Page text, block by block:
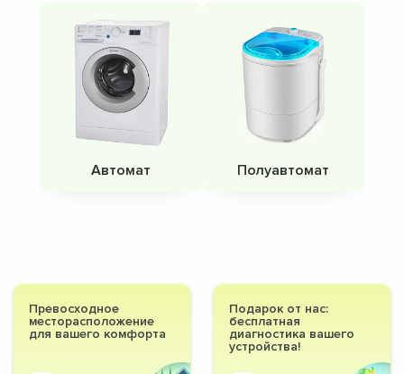
Автомат Полуавтомат
Превосходное
месторасположение
для вашего комфорта
Подарок от нас:
бесплатная
диагностика вашего
устройства!